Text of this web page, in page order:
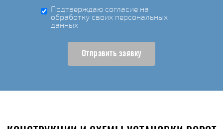
Подтверждаю согласие на
обработку своих персональных
данных
Отправить заявку